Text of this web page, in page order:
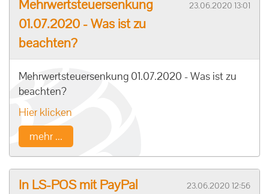
Mehrwertsteuersenkung
01.07.2020 - Was ist zu
beachten?
23.06.2020 13:01
Mehrwertsteuersenkung 01.07.2020 - Was ist zu
beachten?
Hier klicken
mehr ...
In LS-POS mit PayPal
23.06.2020 12:56